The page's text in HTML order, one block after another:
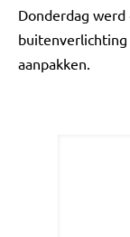
Donderdag
buitenverlichting
aanpakken.